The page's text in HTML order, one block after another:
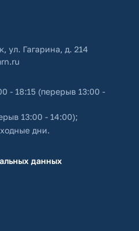
ул. Гагарина, д. 214
- 18:15 (перерыв 13:00 -
13:00 - 14:00);
дни.
данных